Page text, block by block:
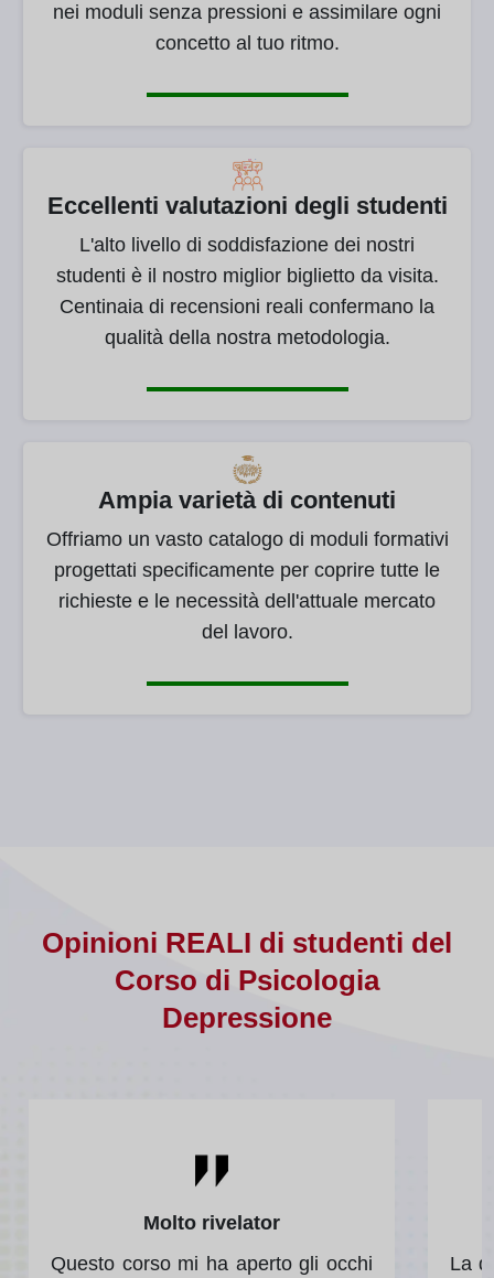
nei moduli senza pressioni e assimilare ogni
concetto al tuo ritmo.
Eccellenti valutazioni degli studenti
L'alto livello di soddisfazione dei nostri
studenti è il nostro miglior biglietto da visita.
Centinaia di recensioni reali confermano la
qualità della nostra metodologia.
Ampia varietà di contenuti
Offriamo un vasto catalogo di moduli formativi
progettati specificamente per coprire tutte le
richieste e le necessità dell'attuale mercato
del lavoro.
Opinioni REALI di studenti del
Corso di Psicologia
Depressione
Molto rivelator
Questo corso mi ha aperto gli occhi
La